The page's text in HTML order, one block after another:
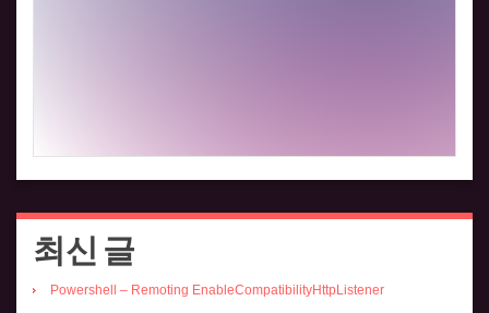
최신 글
Powershell – Remoting EnableCompatibilityHttpListener